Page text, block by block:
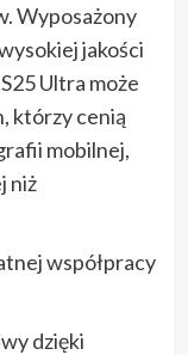
Wyposażony
jakości
Ultra może
którzy cenią
mobilnej,
niż
współpracy
dzięki